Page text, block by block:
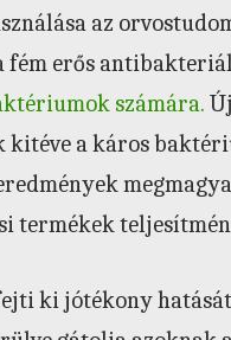
az
fém erős
számára.
kitéve a káros
termékek
ki jótékony